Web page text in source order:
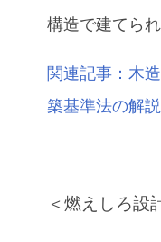
構造で建てられ
関連記事：木
築基準法の解説
＜燃えしろ設